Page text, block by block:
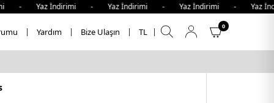
İndirimi - Yaz İndirimi - Yaz İndirimi -
Yardım Bize Ulaşın TL
0